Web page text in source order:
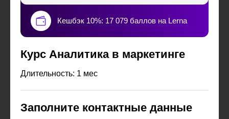
Кешбэк 10%: 17 079 баллов на Lerna
Курс Аналитика в маркетинге
Длительность: 1 мес
Заполните контактные данные